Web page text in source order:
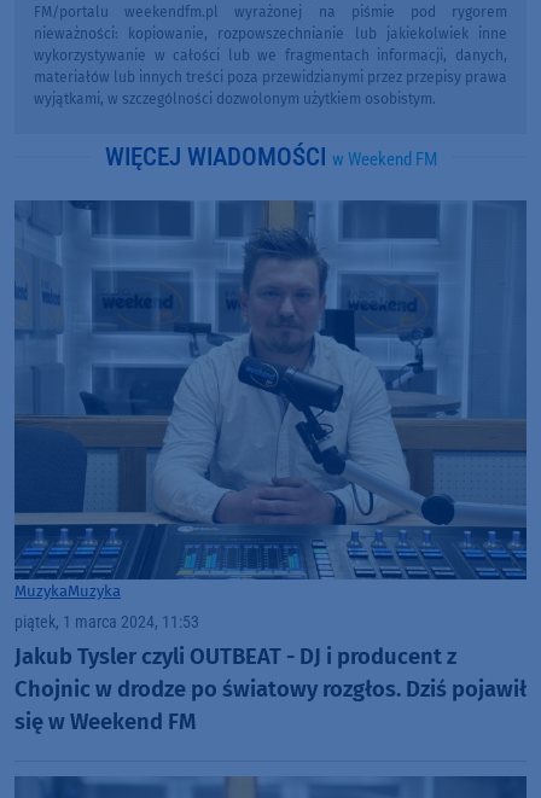
FM/portalu weekendfm.pl wyrażonej na piśmie pod rygorem
nieważności: kopiowanie, rozpowszechnianie lub jakiekolwiek inne
wykorzystywanie w całości lub we fragmentach informacji, danych,
materiałów lub innych treści poza przewidzianymi przez przepisy prawa
wyjątkami, w szczególności dozwolonym użytkiem osobistym.
WIĘCEJ WIADOMOŚCI w Weekend FM
MuzykaMuzyka
piątek, 1 marca 2024, 11:53
Jakub Tysler czyli OUTBEAT - DJ i producent z
Chojnic w drodze po światowy rozgłos. Dziś pojawił
się w Weekend FM